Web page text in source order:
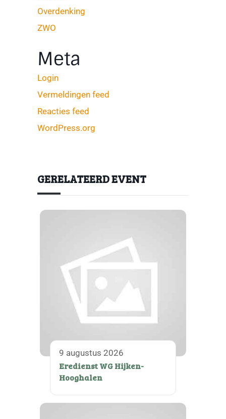
Overdenking
ZWO
Meta
Login
Vermeldingen feed
Reacties feed
WordPress.org
GERELATEERD EVENT
9 augustus 2026
Eredienst WG Hijken-
Hooghalen